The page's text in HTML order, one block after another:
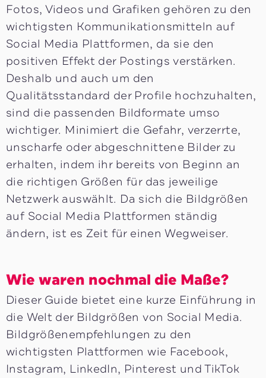
Fotos, Videos und Grafiken gehören zu den
wichtigsten Kommunikationsmitteln auf
Social Media Plattformen, da sie den
positiven Effekt der Postings verstärken.
Deshalb und auch um den
Qualitätsstandard der Profile hochzuhalten,
sind die passenden Bildformate umso
wichtiger. Minimiert die Gefahr, verzerrte,
unscharfe oder abgeschnittene Bilder zu
erhalten, indem ihr bereits von Beginn an
die richtigen Größen für das jeweilige
Netzwerk auswählt. Da sich die Bildgrößen
auf Social Media Plattformen ständig
ändern, ist es Zeit für einen Wegweiser.
Wie waren nochmal die Maße?
Dieser Guide bietet eine kurze Einführung in
die Welt der Bildgrößen von Social Media.
Bildgrößenempfehlungen zu den
wichtigsten Plattformen wie Facebook,
Instagram, LinkedIn, Pinterest und TikTok